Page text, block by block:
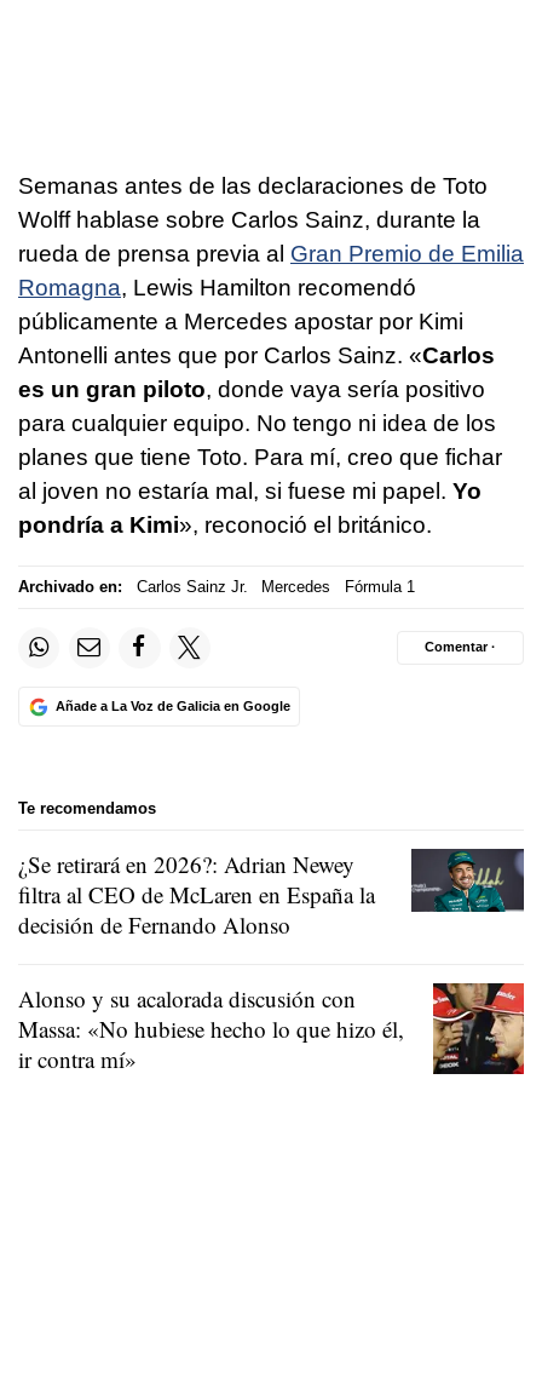
Semanas antes de las declaraciones de Toto
Wolff hablase sobre Carlos Sainz, durante la
rueda de prensa previa al Gran Premio de Emilia
Romagna, Lewis Hamilton recomendó
públicamente a Mercedes apostar por Kimi
Antonelli antes que por Carlos Sainz. «Carlos
es un gran piloto, donde vaya sería positivo
para cualquier equipo. No tengo ni idea de los
planes que tiene Toto. Para mí, creo que fichar
al joven no estaría mal, si fuese mi papel. Yo
pondría a Kimi», reconoció el británico.
Archivado en: Carlos Sainz Jr. Mercedes Fórmula 1
Añade a La Voz de Galicia en Google
Comentar ·
Te recomendamos
¿Se retirará en 2026?: Adrian Newey
filtra al CEO de McLaren en España la
decisión de Fernando Alonso
Alonso y su acalorada discusión con
Massa: «No hubiese hecho lo que hizo él,
ir contra mí»